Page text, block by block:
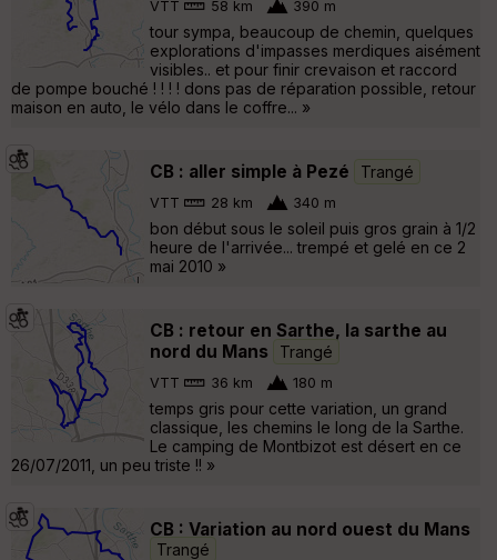
VTT 58 km 390 m
tour sympa, beaucoup de chemin, quelques
explorations d'impasses merdiques aisément
visibles.. et pour finir crevaison et raccord
de pompe bouché ! ! ! ! dons pas de réparation possible, retour
maison en auto, le vélo dans le coffre... »
CB : aller simple à Pezé Trangé
VTT 28 km 340 m
bon début sous le soleil puis gros grain à 1/2
heure de l'arrivée... trempé et gelé en ce 2
mai 2010 »
CB : retour en Sarthe, la sarthe au
nord du Mans
Trangé
VTT 36 km 180 m
temps gris pour cette variation, un grand
classique, les chemins le long de la Sarthe.
Le camping de Montbizot est désert en ce
26/07/2011, un peu triste !! »
CB : Variation au nord ouest du Mans
Trangé